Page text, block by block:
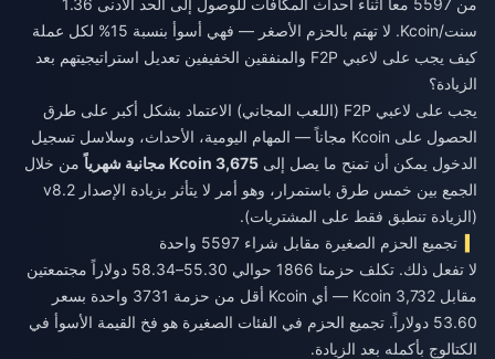
سنت/Kcoin. لا تهتم بالحزم الأصغر — فهي أسوأ بنسبة 15% لكل عملة
كيف يجب على لاعبي F2P والمنفقين الخفيفين تعديل استراتيجيتهم بعد
الزيادة؟
يجب على لاعبي F2P (اللعب المجاني) الاعتماد بشكل أكبر على طرق
الحصول على Kcoin مجاناً — المهام اليومية، الأحداث، وسلاسل تسجيل
الدخول يمكن أن تمنح ما يصل إلى 3,675 Kcoin مجانية شهرياً
من خلال
الجمع بين خمس طرق باستمرار، وهو أمر لا يتأثر بزيادة الإصدار v8.2
(الزيادة تنطبق فقط على المشتريات).
تجميع الحزم الصغيرة مقابل شراء 5597 واحدة
لا تفعل ذلك. تكلف حزمتا 1866 حوالي 55.30–58.34 دولاراً مجتمعتين
مقابل 3,732 Kcoin — أي Kcoin أقل من حزمة 3731 واحدة بسعر
53.60 دولاراً. تجميع الحزم في الفئات الصغيرة هو فخ القيمة الأسوأ في
الكتالوج بأكمله بعد الزيادة.